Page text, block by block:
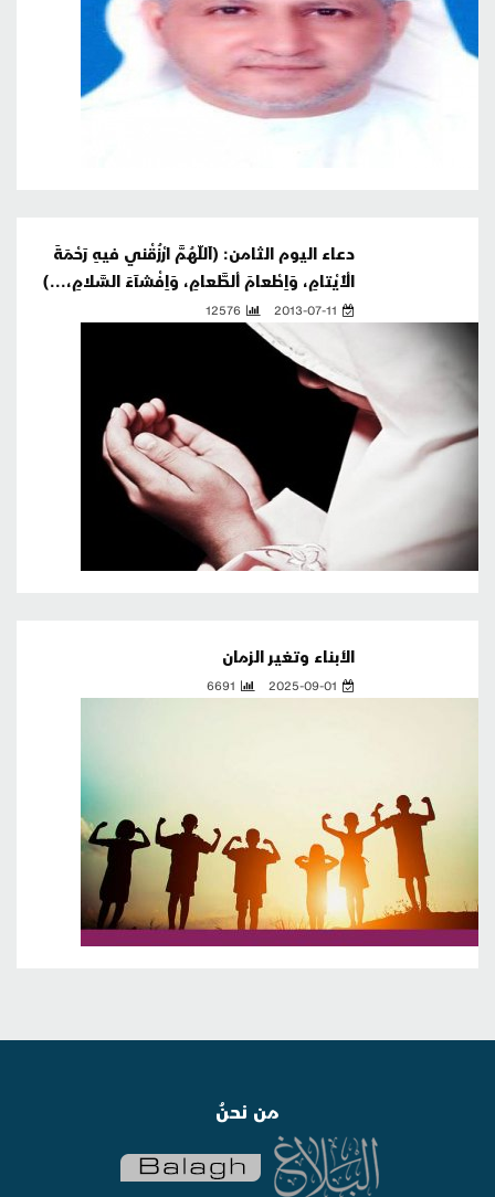
دعاء اليوم الثامن: (اَللّهُمَّ ارْزُقْني فيهِ رَحْمَةَ
الْأَيْتامِ، وَاِطْعامَ اْلطَّعامِ، وَاِفْشآءَ السَّلامِ،...)
2013-07-11
12576
الأبناء وتغير الزمان
2025-09-01
6691
من نحنُ